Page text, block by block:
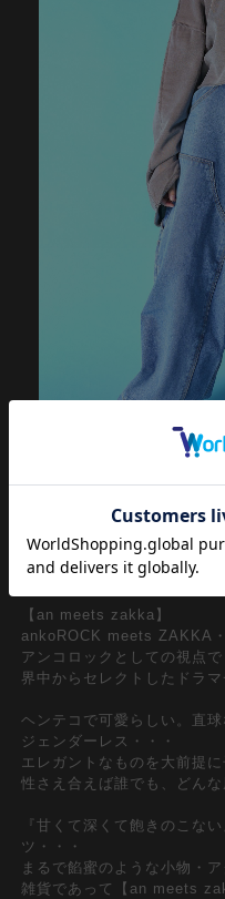
90ｓリバイバルな腰元から
無数に刻まれたハトメホー
【an meets zakka】
ankoROCK meets ZAKKA・
アンコロックとしての視点
界中からセレクトしたドラマ
ヘンテコで可愛らしい。直
ジェンダーレス・・・
エレガントなものを大前提
性さえ合えば誰でも、どん
『甘くて深くて飽きのこな
ツ・・・
まるで餡蜜のような小物・
雑貨であって【an meets